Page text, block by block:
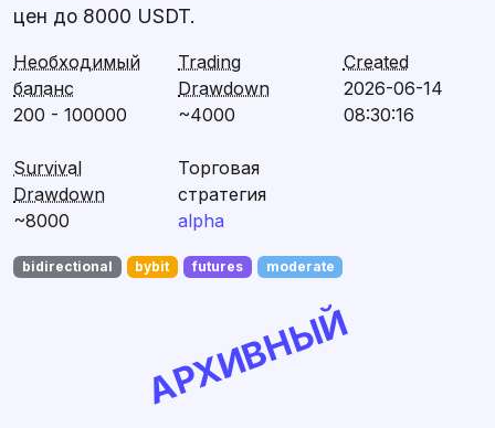
цен до 8000 USDT.
Необходимый
баланс
200 - 100000
Trading
Drawdown
~4000
Created
2026-06-14
08:30:16
Survival
Drawdown
~8000
Торговая
стратегия
alpha
bidirectional bybit futures moderate
АРХИВНЫЙ